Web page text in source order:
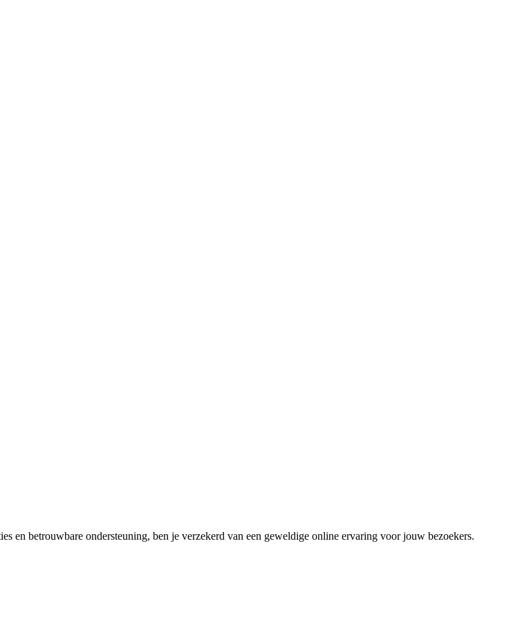
en betrouwbare ondersteuning, ben je verzekerd van een geweldige online ervaring voor jouw bezoekers.